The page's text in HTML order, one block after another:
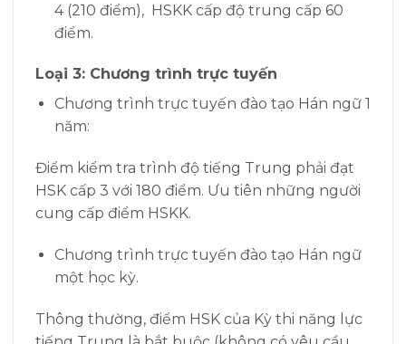
4 (210 điểm), HSKK cấp độ trung cấp 60
điểm.
Loại 3: Chương trình trực tuyến
Chương trình trực tuyến đào tạo Hán ngữ 1
năm:
Điểm kiểm tra trình độ tiếng Trung phải đạt
HSK cấp 3 với 180 điểm. Ưu tiên những người
cung cấp điểm HSKK.
Chương trình trực tuyến đào tạo Hán ngữ
một học kỳ.
Thông thường, điểm HSK của Kỳ thi năng lực